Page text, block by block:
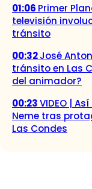
01:06 Primer
televisión
tránsito
00:32José
tránsito en Las
del animador?
00:23VIDEO |
Neme tras
Las Condes